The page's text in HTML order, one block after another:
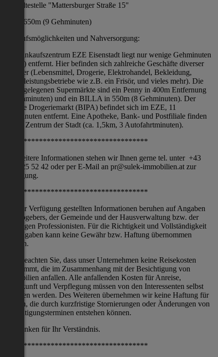
Bushaltestelle "Mattersburger Straße 15"
650m (9 Gehminuten)
Einkaufsmöglichkeiten und Nahversorgung:
Das Einkaufszentrum EZE Eisenstadt liegt nur wenige Gehminuten
(750m) entfernt. Hier befinden sich zahlreiche Geschäfte diverser
Händler (Lebensmittel, Drogerie, Elektrohandel, Bekleidung,
Dienstleistungsbetriebe wie z.B. ein Frisör, und vieles mehr). Die
nächstgelegenen Supermärkte sind ein Penny in 400m Entfernung
(6 Gehminuten) und ein BILLA in 550m (8 Gehminuten). Der
nächste Drogeriemarkt (BIPA) befindet sich im EZE, 11
Gehminuten entfernt. Eine Apotheke, Bank- und Postfiliale finden
Sie im Zentrum der Stadt (ca. 1,5km, 3 Autofahrtminuten).
*************************************
Für weitere Informationen stehen wir Ihnen gerne tel. unter +43
660 125 52 42 oder per E-Mail an pr@sulek-immobilien.at zur
Verfügung.
*************************************
Die zur Verfügung gestellten Informationen beruhen auf Angaben
des Abgebers, der Gemeinde und der Hausverwaltung bzw. der
jeweiligen Professionisten. Für die Richtigkeit und Vollständigkeit
der Angaben kann keine Gewähr bzw. Haftung übernommen
werden.
Bitte beachten Sie, dass unser Unternehmen keine Reisekosten
übernimmt, die im Zusammenhang mit der Besichtigung von
Immobilien anfallen. Alle anfallenden Kosten für Anreise,
Unterkunft und Verpflegung müssen von den Interessenten selbst
getragen werden. Des Weiteren übernehmen wir keine Haftung für
Kosten, die durch kurzfristige Stornierungen oder Änderungen von
Besichtigungsterminen entstehen können.
Wir danken für Ihr Verständnis.
*************************************